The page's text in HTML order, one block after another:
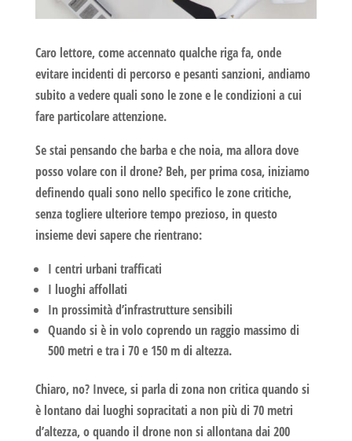
Caro lettore, come accennato qualche riga fa, onde
evitare incidenti di percorso e pesanti sanzioni, andiamo
subito a vedere quali sono le zone e le condizioni a cui
fare particolare attenzione.
Se stai pensando che barba e che noia, ma alloradove
posso volare con il drone? Beh, per prima cosa, iniziamo
definendo quali sono nello specifico le zone critiche,
senza togliere ulteriore tempo prezioso, in questo
insieme devi sapere che rientrano:
I centri urbani trafficati
I luoghi affollati
In prossimità d’infrastrutture sensibili
Quando si è in volo coprendo un raggio massimo di
500 metri e tra i 70 e 150 m di altezza.
Chiaro, no? Invece, si parla di zona non criticaquando si
è lontano dai luoghi sopracitati a non più di 70 metri
d’altezza, o quando il drone non si allontana dai 200